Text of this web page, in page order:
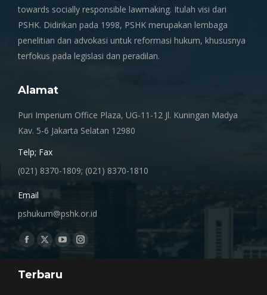
towards socially responsible lawmaking. Itulah visi dari
PSHK. Didirikan pada 1998, PSHK merupakan lembaga
penelitian dan advokasi untuk reformasi hukum, khususnya
terfokus pada legislasi dan peradilan.
Alamat
Puri Imperium Office Plaza, UG-11-12 Jl. Kuningan Madya
Kav. 5-6 Jakarta Selatan 12980
Telp; Fax
(021) 8370-1809; (021) 8370-1810
Email
pshukum@pshk.or.id
Find us on:
Facebook
opens
X
opens
YouTube
opens
Instagram
Terbaru